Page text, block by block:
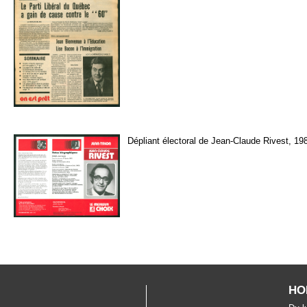
Dépliant électoral de Jean-Claude Rivest,